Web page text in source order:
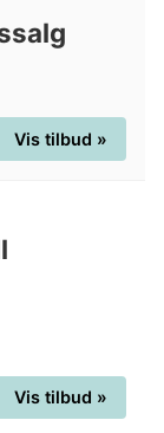
Vis tilbud »
Vis tilbud »